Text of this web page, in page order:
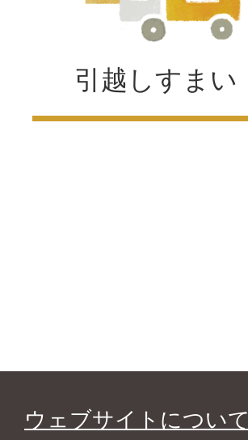
引越しすまい
ウェブサイトについて